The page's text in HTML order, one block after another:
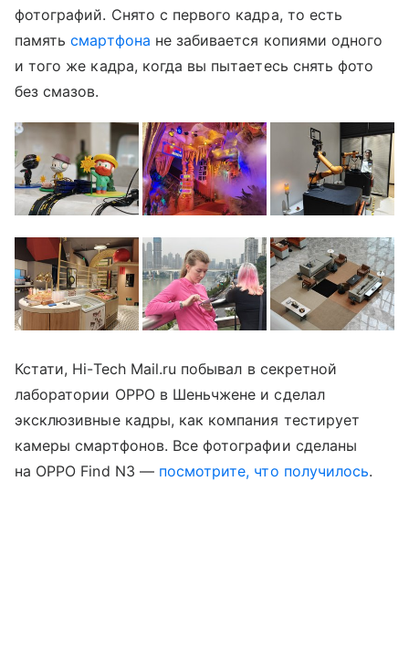
фотографий. Снято с первого кадра, то есть
памятьсмартфона не забивается копиями одного
и того же кадра, когда вы пытаетесь снять фото
без смазов.
Кстати, Hi-Tech Mail.ru побывал в секретной
лаборатории OPPO в Шеньчжене и сделал
эксклюзивные кадры, как компания тестирует
камеры смартфонов. Все фотографии сделаны
на OPPO Find N3 — посмотрите, что получилось.